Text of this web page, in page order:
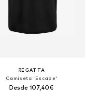
REGATTA
Camiseta 'Escade'
Desde 107,40€